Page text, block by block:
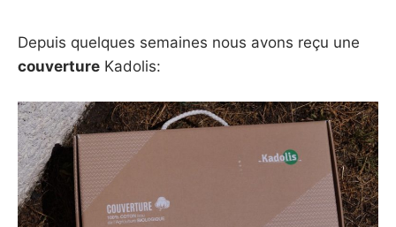
Depuis quelques semaines nous avons reçu une
couverture Kadolis: